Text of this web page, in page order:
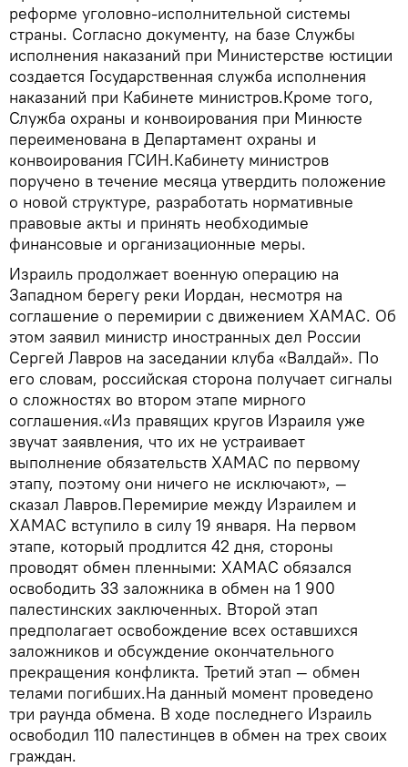
реформе уголовно-исполнительной системы
страны. Согласно документу, на базе Службы
исполнения наказаний при Министерстве юстиции
создается Государственная служба исполнения
наказаний при Кабинете министров.Кроме того,
Служба охраны и конвоирования при Минюсте
переименована в Департамент охраны и
конвоирования ГСИН.Кабинету министров
поручено в течение месяца утвердить положение
о новой структуре, разработать нормативные
правовые акты и принять необходимые
финансовые и организационные меры.
Израиль продолжает военную операцию на
Западном берегу реки Иордан, несмотря на
соглашение о перемирии с движением ХАМАС. Об
этом заявил министр иностранных дел России
Сергей Лавров на заседании клуба «Валдай». По
его словам, российская сторона получает сигналы
о сложностях во втором этапе мирного
соглашения.«Из правящих кругов Израиля уже
звучат заявления, что их не устраивает
выполнение обязательств ХАМАС по первому
этапу, поэтому они ничего не исключают», —
сказал Лавров.Перемирие между Израилем и
ХАМАС вступило в силу 19 января. На первом
этапе, который продлится 42 дня, стороны
проводят обмен пленными: ХАМАС обязался
освободить 33 заложника в обмен на 1 900
палестинских заключенных. Второй этап
предполагает освобождение всех оставшихся
заложников и обсуждение окончательного
прекращения конфликта. Третий этап — обмен
телами погибших.На данный момент проведено
три раунда обмена. В ходе последнего Израиль
освободил 110 палестинцев в обмен на трех своих
граждан.